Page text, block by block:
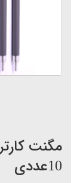
10عددی